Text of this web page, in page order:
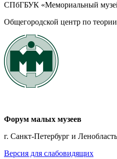
СПбГБУК «Мемориальный
Общегородской центр по
Форум малых музеев
г. Санкт-Петербург и
Версия для слабовидящих